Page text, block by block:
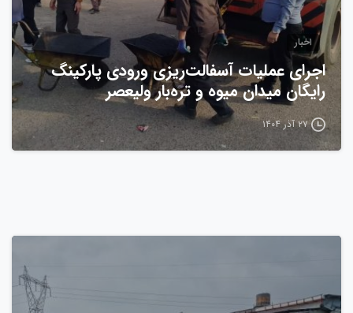
اخبار
اجرای عملیات آسفالت‌ریزی ورودی پارکینگ
رایگان میدان میوه و تره‌بار ولیعصر
۲۷ آذر ۱۴۰۴